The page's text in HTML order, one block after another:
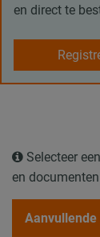
en direct te
Selecteer
en